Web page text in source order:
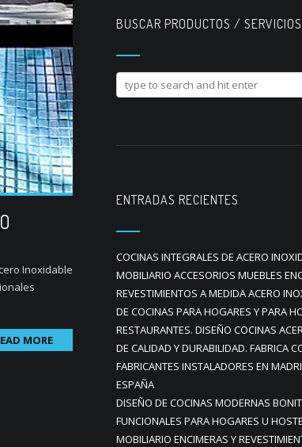
Inoxidable
MORE
BUSCAR PRODUCTOS / SERVICIOS
ENTRADAS RECIENTES
COCINAS INTEGRALES DE ACERO
MOBILIARIO ACCESORIOS MUEBLES
REVESTIMIENTOS A MEDIDA ACERO
DE COCINAS PARA HOGARES Y PARA
RESTAURANTES. DISEÑO COCINAS
DE CALIDAD Y DURABILIDAD. FABRICA
FABRICANTES INSTALADORES EN
ESPAÑA
DISEÑO DE COCINAS MODERNAS
FUNCIONALES PARA HOGARES U
MOBILIARIO ENCIMERAS Y